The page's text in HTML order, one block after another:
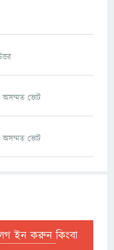
অসম্মত ভোট
অসম্মত ভোট
ইন করুনকিংবা